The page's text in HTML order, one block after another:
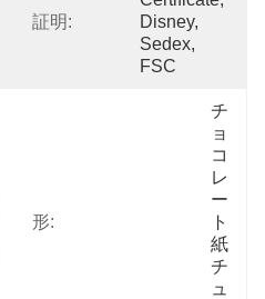
証明:
Disney,
Sedex,
FSC
形:
チ
ョ
コ
レ
ー
ト
紙
チ
ュ